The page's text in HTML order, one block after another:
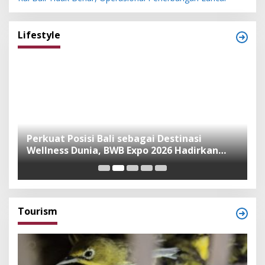
Lifestyle
Perkuat Posisi Bali sebagai Destinasi
Wellness Dunia, BWB Expo 2026 Hadirkan
Exhibitor Nasional dan Global
Tourism